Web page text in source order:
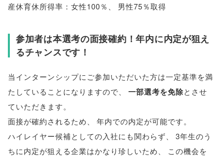
産休育休所得率：女性100％
男性75％取得
参加者は本選考の面接確約！年内に内定が狙え
るチャンスです！
当インターンシップにご参加いただいた方は一定基準を満
たしていることになりますので、 一部選考を免除とさせ
ていただきます。
面接が確約されるため、 年内での内定が可能です。
ハイレイヤー候補としての入社にも関わらず、
3年生のう
ちに内定が狙える企業はかなり珍しいため、
この機会を